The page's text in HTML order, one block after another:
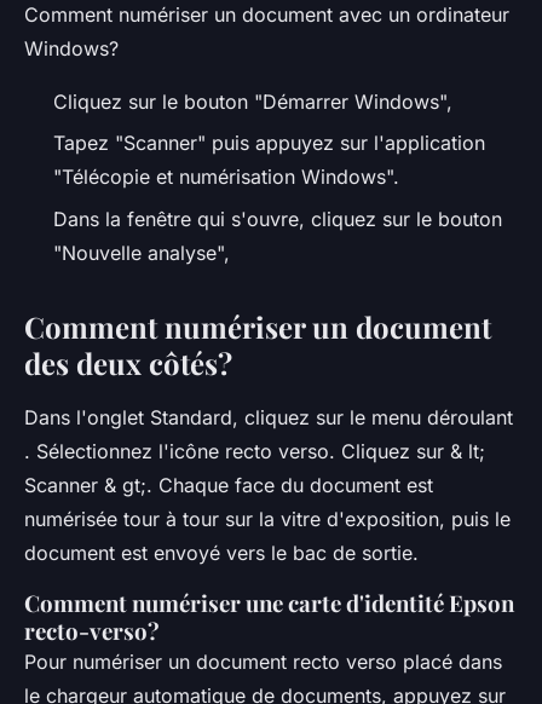
Comment numériser un document avec un ordinateur
Windows?
Cliquez sur le bouton "Démarrer Windows",
Tapez "Scanner" puis appuyez sur l'application
"Télécopie et numérisation Windows".
Dans la fenêtre qui s'ouvre, cliquez sur le bouton
"Nouvelle analyse",
Comment numériser un document
des deux côtés?
Dans l'onglet Standard, cliquez sur le menu déroulant
. Sélectionnez l'icône recto verso. Cliquez sur & lt;
Scanner & gt;. Chaque face du document est
numérisée tour à tour sur la vitre d'exposition, puis le
document est envoyé vers le bac de sortie.
Comment numériser une carte d'identité Epson
recto-verso?
Pour numériser un document recto verso placé dans
le chargeur automatique de documents, appuyez sur